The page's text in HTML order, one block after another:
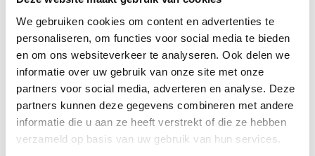
We gebruiken cookies om content en advertenties te
personaliseren, om functies voor social media te bieden
en om ons websiteverkeer te analyseren. Ook delen we
informatie over uw gebruik van onze site met onze
partners voor social media, adverteren en analyse. Deze
partners kunnen deze gegevens combineren met andere
informatie die u aan ze heeft verstrekt of die ze hebben
verzameld op basis van uw gebruik van hun services.
[ de steunpilaar zelfst.naamw. (m.) Uitspraak:
[‘stømpilar] Verbuigingen: steun|pilaren (meerv.)
iemand die of iets dat veel ondersteuning biedt ]